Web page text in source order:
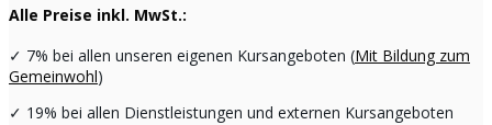
Alle Preise inkl. MwSt.:
✓ 7% bei allen unseren eigenen Kursangeboten (Mit Bildung zum
Gemeinwohl)
✓ 19% bei allen Dienstleistungen und externen Kursangeboten